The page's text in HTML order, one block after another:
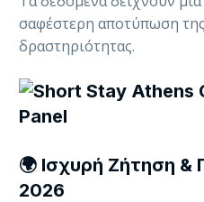
σαφέστερη αποτύπωση
δραστηριότητας.
🌍 Ισχυρή Ζήτηση &
2026